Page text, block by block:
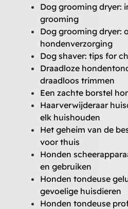
Dog grooming dryer:
grooming
Dog grooming dryer:
hondenverzorging
Dog shaver: tips for
Draadloze
draadloos trimmen
Een zachte borstel
Haarverwijderaar
elk huishouden
Het geheim van de
voor thuis
Honden
en gebruiken
Honden tondeuse
gevoelige huisdieren
Honden tondeuse